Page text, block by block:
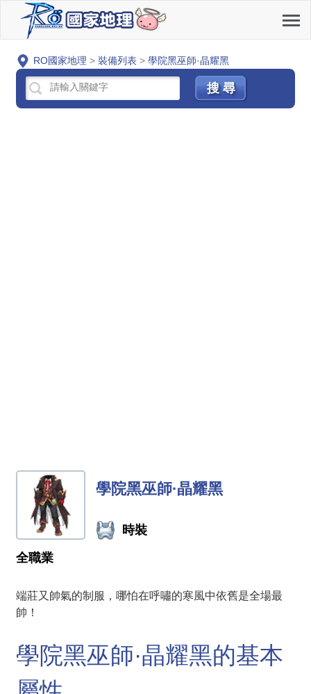
RO國家地理 > 裝備列表 > 學院黑巫師·晶耀黑
學院黑巫師·晶耀黑
時裝
全職業
端莊又帥氣的制服，哪怕在呼嘯的寒風中依舊是全場最
帥！
學院黑巫師·晶耀黑的基本